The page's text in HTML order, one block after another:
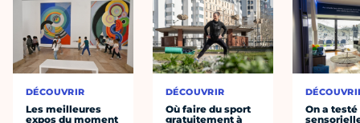
DÉCOUVRIR
Les meilleures
expos du moment
DÉCOUVRIR
Où faire du sport
gratuitement à
On a